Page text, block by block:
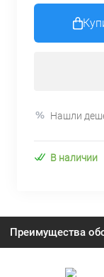
Нашли
В наличии
Преимущества